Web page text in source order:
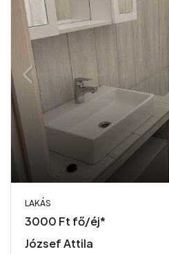
LAKÁS
3000 Ft fő/éj*
József Attila